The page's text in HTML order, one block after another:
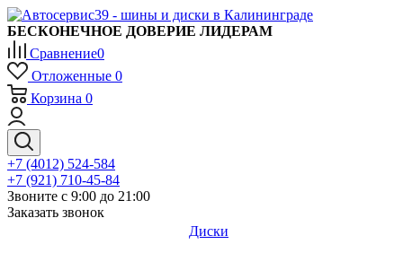
БЕСКОНЕЧНОЕ ДОВЕРИЕ ЛИДЕРАМ
Сравнение0
Отложенные 0
Корзина 0
+7 (4012) 524-584
+7 (921) 710-45-84
Звоните с 9:00 до 21:00
Заказать звонок
Диски